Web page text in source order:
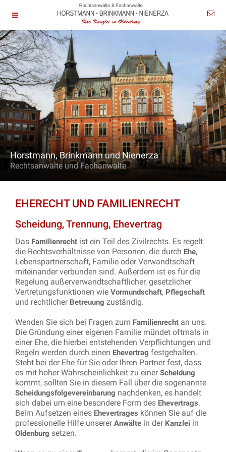
Horstmann, Brinkmann und Nienerza
Rechtsanwälte und Fachanwälte
EHERECHT UND FAMILIENRECHT
Scheidung, Trennung, Ehevertrag
Das Familienrecht ist ein Teil des Zivilrechts. Es regelt
die Rechtsverhältnisse von Personen, die durch Ehe,
Lebenspartnerschaft, Familie oder Verwandtschaft
miteinander verbunden sind. Außerdem ist es für die
Regelung außerverwandtschaftlicher, gesetzlicher
Vertretungsfunktionen wie Vormundschaft, Pflegschaft
und rechtlicher Betreuung zuständig.
Wenden Sie sich bei Fragen zum Familienrecht an uns.
Die Gründung einer eigenen Familie mündet oftmals in
einer Ehe, die hierbei entstehenden Verpflichtungen und
Regeln werden durch einen Ehevertrag festgehalten.
Steht bei der Ehe für Sie oder Ihren Partner fest, dass
es mit hoher Wahrscheinlichkeit zu einerScheidung
kommt, sollten Sie in diesem Fall über die sogenannte
Scheidungsfolgevereinbarung nachdenken, es handelt
sich dabei um eine besondere Form des Ehevertrags.
Beim Aufsetzen eines Ehevertrages können Sie auf die
professionelle Hilfe unsererAnwälte in der Kanzlei in
Oldenburg setzen.